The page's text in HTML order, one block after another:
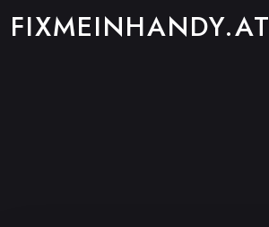
FIXMEINHANDY.AT